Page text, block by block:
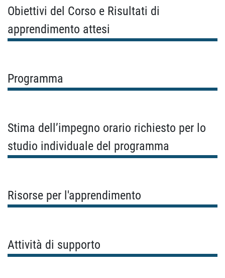
Obiettivi del Corso e Risultati di
apprendimento attesi
Programma
Stima dell’impegno orario richiesto per lo
studio individuale del programma
Risorse per l'apprendimento
Attività di supporto